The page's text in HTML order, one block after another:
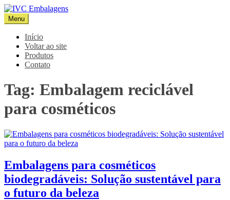
Pular
para
o
conteúdo
IVC Embalagens
Blog IVC
Menu
Início
Voltar ao site
Produtos
Contato
Tag: Embalagem reciclável
para cosméticos
Embalagens para cosméticos
biodegradáveis: Solução sustentável para
o futuro da beleza